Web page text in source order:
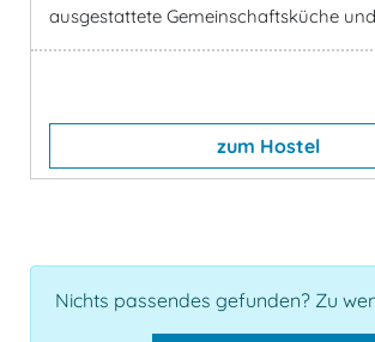
ausgestattete Gemeinschaftsküche
zum Hostel
Nichts passendes gefunden? Zu